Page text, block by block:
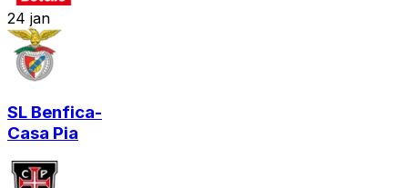
24 jan
SL Benfica-
Casa Pia